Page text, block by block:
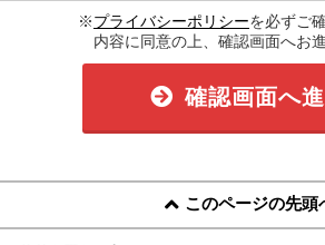
※プライバシーポリシーを必ずご
内容に同意の上、確認画面へお
確認画面へ
このページの先頭